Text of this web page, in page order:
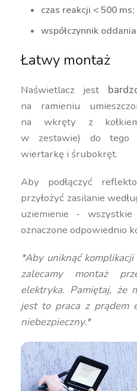
czas reakcji < 500 ms;
współczynnik
Łatwy montaż
Naświetlacz jest
na ramieniu
na wkręty z
w zestawie) do tego
wiertarkę i śrubokręt.
Aby podłączyć
przyłożyć zasilanie
uziemienie -
oznaczone odpowiednio
*Aby uniknąć
zalecamy montaż
elektryka. Pamiętaj, że
jest to praca z prądem
niebezpieczny.*